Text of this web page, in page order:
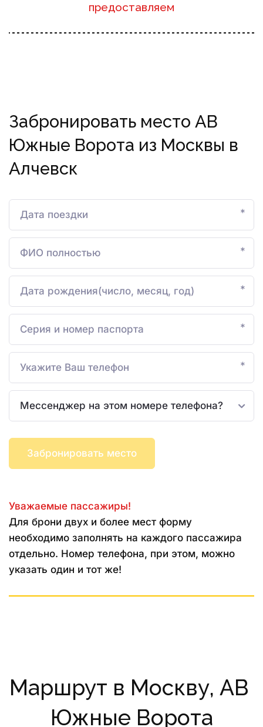
предоставляем
Забронировать место АВ
Южные Ворота из Москвы в
Алчевск
*
*
*
*
*
Забронировать место
Уважаемые пассажиры!
Для брони двух и более мест форму
необходимо заполнять на каждого пассажира
отдельно. Номер телефона, при этом, можно
указать один и тот же!
Маршрут в Москву, АВ
Южные Ворота